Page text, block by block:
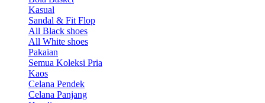
Kasual
Sandal & Fit Flop
All Black shoes
All White shoes
Pakaian
Semua Koleksi Pria
Kaos
Celana Pendek
Celana Panjang